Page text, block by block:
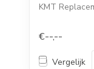
KMT
€--,--
Vergelijk